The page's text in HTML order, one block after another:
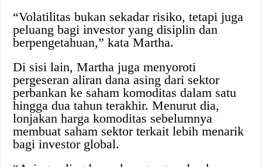
“Volatilitas bukan sekadar risiko, tetapi juga
peluang bagi investor yang disiplin dan
berpengetahuan,” kata Martha.
Di sisi lain, Martha juga menyoroti
pergeseran aliran dana asing dari sektor
perbankan ke saham komoditas dalam satu
hingga dua tahun terakhir. Menurut dia,
lonjakan harga komoditas sebelumnya
membuat saham sektor terkait lebih menarik
bagi investor global.